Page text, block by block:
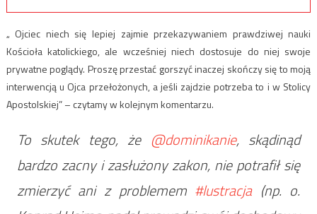
„ Ojciec niech się lepiej zajmie przekazywaniem prawdziwej nauki
Kościoła katolickiego, ale wcześniej niech dostosuje do niej swoje
prywatne poglądy. Proszę przestać gorszyć inaczej skończy się to moją
interwencją u Ojca przełożonych, a jeśli zajdzie potrzeba to i w Stolicy
Apostolskiej” – czytamy w kolejnym komentarzu.
To skutek tego, że @dominikanie, skądinąd
bardzo zacny i zasłużony zakon, nie potrafił się
zmierzyć ani z problemem #lustracja(np. o.